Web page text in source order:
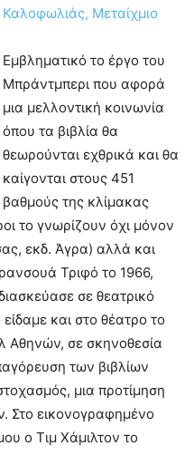
Καλοφωλιάς, Μεταίχμιο
Εμβληματικό το έργο του
Μπράντμπερι που αφορά
μια μελλοντική κοινωνία
όπου τα βιβλία θα
θεωρούνται εχθρικά και θα
καίγονται στους 451
βαθμούς της κλίμακας
το γνωρίζουν όχι μόνον
εκδ. Άγρα) αλλά και
Τριφό το 1966,
σε θεατρικό
και στο θέατρο το
Αθηνών, σε σκηνοθεσία
των βιβλίων
μια προτίμηση
Στο εικονογραφημένο
ο Τιμ Χάμιλτον το